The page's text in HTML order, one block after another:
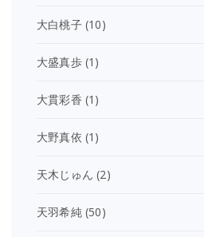
大白桃子(10)
大盛真歩(1)
大貫彩香 (1)
大野真依 (1)
天木じゅん (2)
天羽希純(50)